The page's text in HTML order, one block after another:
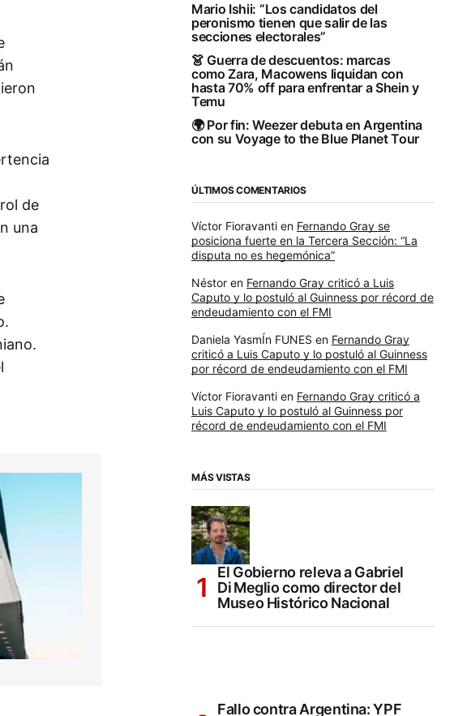
de
una
Mario Ishii: “Los candidatos del
peronismo tienen que salir de las
secciones electorales”
👗 Guerra de descuentos: marcas
como Zara, Macowens liquidan con
hasta 70% off para enfrentar a Shein y
Temu
🌍 Por fin: Weezer debuta en Argentina
con su Voyage to the Blue Planet Tour
ÚLTIMOS COMENTARIOS
Víctor Fioravanti en Fernando Gray se
posiciona fuerte en la Tercera Sección: “La
disputa no es hegemónica”
Néstor en Fernando Gray criticó a Luis
Caputo y lo postuló al Guinness por récord de
endeudamiento con el FMI
Daniela YasmÍn FUNES en Fernando Gray
criticó a Luis Caputo y lo postuló al Guinness
por récord de endeudamiento con el FMI
Víctor Fioravanti en Fernando Gray criticó a
Luis Caputo y lo postuló al Guinness por
récord de endeudamiento con el FMI
MÁS VISTAS
El Gobierno releva a Gabriel
Di Meglio como director del
Museo Histórico Nacional
Fallo contra Argentina: YPF